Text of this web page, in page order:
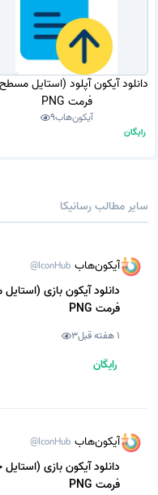
دانلود آیکون آپلود (استایل
فرمت PNG
آیکون‌هاب9
رایگان
سایر مطالب رسانیکا
آیکون‌هاب @IconHub
دانلود آیکون بازی
فرمت PNG
1 هفته قبل 3
رایگان
آیکون‌هاب @IconHub
دانلود آیکون بازی
فرمت PNG